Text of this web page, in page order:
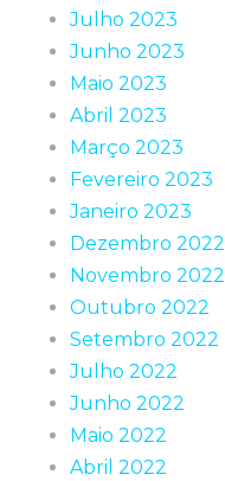
Julho 2023
Junho 2023
Maio 2023
Abril 2023
Março 2023
Fevereiro 2023
Janeiro 2023
Dezembro 2022
Novembro 2022
Outubro 2022
Setembro 2022
Julho 2022
Junho 2022
Maio 2022
Abril 2022